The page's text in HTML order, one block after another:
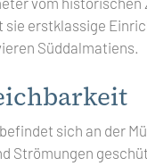
sie erstklassige
Süddalmatiens.
befindet sich an der
Strömungen